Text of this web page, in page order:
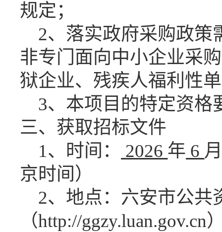
规定；
2、落实政府采购政策
非专门面向中小企业采
狱企业、残疾人福利性
3、本项目的特定资格
三、获取招标文件
1、时间：
2026 年 6
京时间）
2、地点：六安市公共
（http://ggzy.luan.gov.cn